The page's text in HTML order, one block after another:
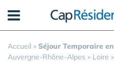
Accueil » Séjour Temporaire
Auvergne-Rhône-Alpes » Loire »